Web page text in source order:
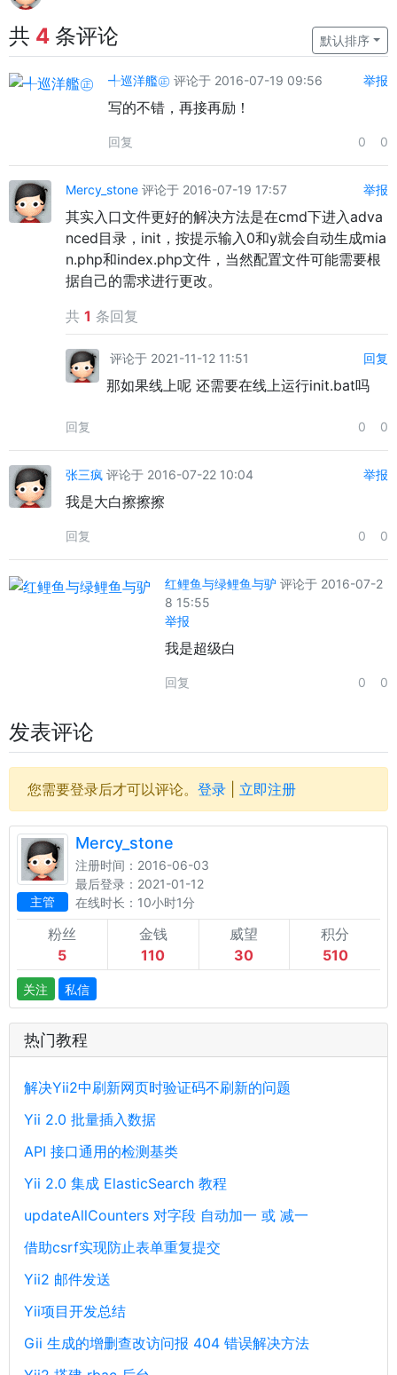
共 4 条评论 默认排序
╃巡洋艦㊣ 评论于 2016-07-19 09:56 举报
写的不错，再接再励！
回复 0 0
Mercy_stone 评论于 2016-07-19 17:57 举报
其实入口文件更好的解决方法是在cmd下进入adva
nced目录，init，按提示输入0和y就会自动生成mia
n.php和index.php文件，当然配置文件可能需要根
据自己的需求进行更改。
共 1 条回复
评论于 2021-11-12 11:51 回复
那如果线上呢 还需要在线上运行init.bat吗
回复 0 0
张三疯 评论于 2016-07-22 10:04 举报
我是大白擦擦擦
回复 0 0
红鲤鱼与绿鲤鱼与驴 评论于 2016-07-2
8 15:55
举报
我是超级白
回复 0 0
发表评论
您需要登录后才可以评论。 登录 立即注册
主管
Mercy_stone
注册时间：2016-06-03
最后登录：2021-01-12
在线时长：10小时1分
粉丝
5
金钱
110
威望
30
积分
510
关注 私信
热门教程
解决Yii2中刷新网页时验证码不刷新的问题
Yii 2.0 批量插入数据
API 接口通用的检测基类
Yii 2.0 集成 ElasticSearch 教程
updateAllCounters 对字段 自动加一 或 减一
借助csrf实现防止表单重复提交
Yii2 邮件发送
Yii项目开发总结
Gii 生成的增删查改访问报 404 错误解决方法